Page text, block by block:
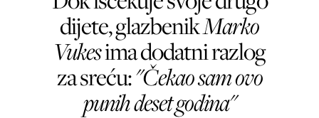
dijete, glazbenikMarko
Vukesima dodatni razlog
za sreću:"Čekao sam ovo
punih deset godina"